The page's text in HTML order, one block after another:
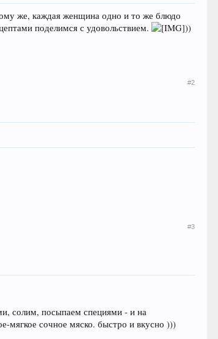
же, каждая женщина одно и то же блюдо
поделимся с удовольствием.
))
#2
#3
солим, посыпаем специями - и на
мягкое сочное мяско. быстро и вкусно )))